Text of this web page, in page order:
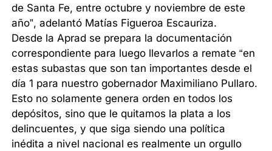
de Santa Fe, entre octubre y noviembre de este
año”, adelantó Matías Figueroa Escauriza.
Desde la Aprad se prepara la documentación
correspondiente para luego llevarlos a remate “en
estas subastas que son tan importantes desde el
día 1 para nuestro gobernador Maximiliano Pullaro.
Esto no solamente genera orden en todos los
depósitos, sino que le quitamos la plata a los
delincuentes, y que siga siendo una política
inédita a nivel nacional es realmente un orgullo